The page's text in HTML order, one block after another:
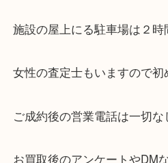
貴金属・金製品などの買取も当店